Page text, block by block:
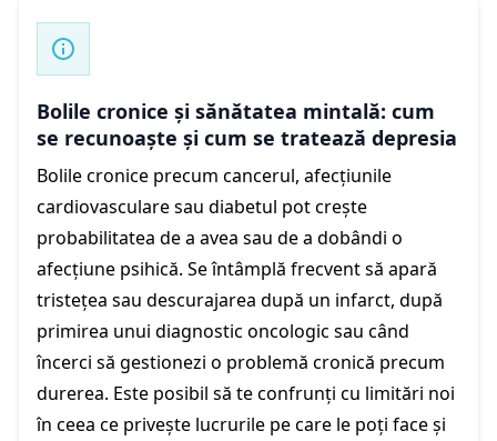
Bolile cronice și sănătatea mintală: cum
se recunoaște și cum se tratează depresia
Bolile cronice precum cancerul, afecțiunile
cardiovasculare sau diabetul pot crește
probabilitatea de a avea sau de a dobândi o
afecțiune psihică. Se întâmplă frecvent să apară
tristețea sau descurajarea după un infarct, după
primirea unui diagnostic oncologic sau când
încerci să gestionezi o problemă cronică precum
durerea. Este posibil să te confrunți cu limitări noi
în ceea ce privește lucrurile pe care le poți face și